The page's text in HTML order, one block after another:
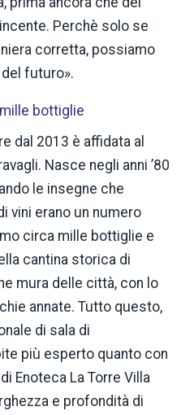
Perchè solo se
corretta, possiamo
futuro».
bottiglie
dal 2013 è affidata al
Nasce negli anni ’80
le insegne che
vini erano un numero
circa mille bottiglie e
cantina storica di
mura delle città, con lo
annate. Tutto questo,
di sala di
più esperto quanto con
Enoteca La Torre Villa
e profondità di